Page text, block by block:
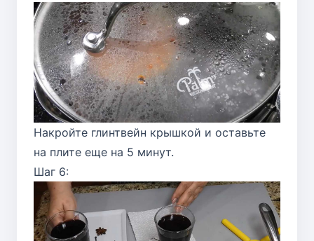
Накройте глинтвейн крышкой и оставьте
на плите еще на 5 минут.
Шаг 6: